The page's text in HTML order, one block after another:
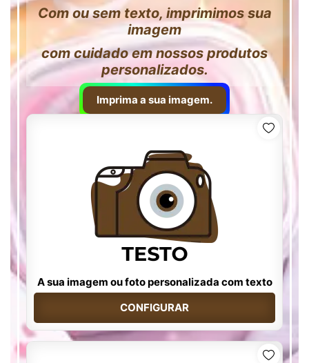
Com ou sem texto, imprimimos sua
imagem
com cuidado em nossos produtos
personalizados.
Imprima a sua imagem.
A sua imagem ou foto personalizada com texto
CONFIGURAR